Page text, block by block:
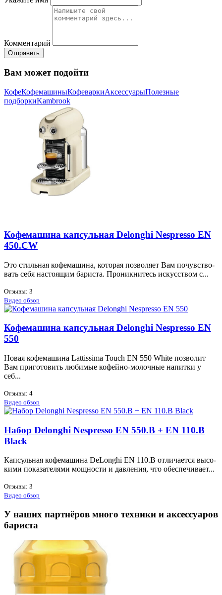
Комментарий
Отправить
Вам может подойти
КофеКофемашиныКофеваркиАксессуарыПолезные
подборкиKambrook
Кофемашина капсульная Delonghi Nespresso EN
450.CW
Это стиль­ная ко­фе­ма­ши­на, ко­то­рая поз­во­ля­ет Вам по­чув­ство­
вать се­бя на­сто­я­щим ба­ри­ста. Про­ник­ни­тесь ис­кус­ством с...
Отзывы: 3
Видео обзор
Кофемашина капсульная Delonghi Nespresso EN
550
Но­вая ко­фе­ма­ши­на Lattissima Touch EN 550 White поз­во­лит
Вам при­го­то­вить лю­би­мые ко­фей­но-мо­лоч­ные на­пит­ки у
себ...
Отзывы: 4
Видео обзор
Набор Delonghi Nespresso EN 550.B + EN 110.B
Black
Кап­суль­ная ко­фе­ма­ши­на DeLonghi EN 110.B от­ли­ча­ет­ся вы­со­
ки­ми по­ка­за­те­ля­ми мощ­но­сти и дав­ле­ния, что обес­пе­чи­ва­ет...
Отзывы: 3
Видео обзор
У наших партнёров много техники и аксессуаров
бариста